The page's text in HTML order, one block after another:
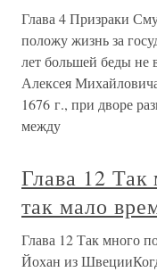
Глава 4 Призраки
положу жизнь за
лет большей беды не
Алексея
1676 г., при дворе
между
Глава 12
так мало
Глава 12 Так много
Йохан из